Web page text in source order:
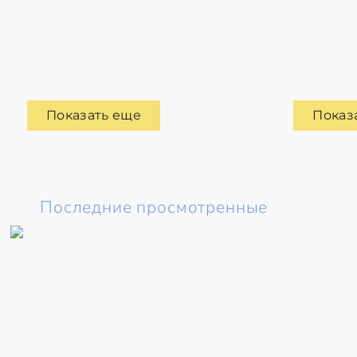
Показать еще
Последние просмотренные